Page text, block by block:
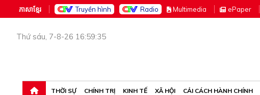
ភាសាខ្មែរ Truyền hình Radio Multimedia ePaper
Thứ sáu, 7-8-26 16:59:35
THỜI SỰ CHÍNH TRỊ KINH TẾ XÃ HỘI CẢI CÁCH HÀNH CHÍNH